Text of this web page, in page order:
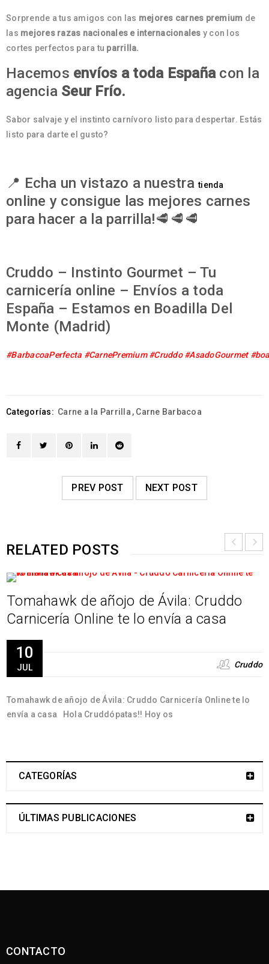
Sorprende a tus amigos con las mejores carnes premium de
las mejores razas nacionales e internacionales y con los
cortes perfectos para tu parrilla.
Hacemos envíos a toda Españacon la
agencia Seur Frío.
Sabor salvaje y el instinto carnívoro listo para despertar. Estás
listo para darte el gusto?
📍 Echa un vistazo a nuestratienda
online y consigue las mejores carnes
para hacer a la parrilla!🥩🥩🥩
Cruddo – Instinto Gourmet – Tu
carnicería online – Envíos a toda
España – Estamos en Boadilla Del
Monte (Madrid)
#BarbacoaPerfecta #CarnePremium #Cruddo #AsadoGourmet
Categorías: Carne a la Parrilla , Carne Barbacoa
PREV POST NEXT POST
RELATED POSTS
Tomahawk de añojo de Ávila: Cruddo
Carnicería Online te lo envía a casa
10
JUL Cruddo
Tomahawk de añojo de Ávila: Cruddo Carnicería Online te lo
envía a casa Hola Cruddópatas!! Hoy os
CATEGORÍAS
ÚLTIMAS PUBLICACIONES
CONTACTO